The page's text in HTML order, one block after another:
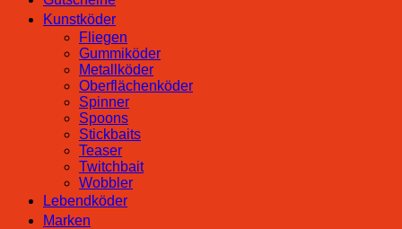
Kunstköder
Fliegen
Gummiköder
Metallköder
Oberflächenköder
Spinner
Spoons
Stickbaits
Teaser
Twitchbait
Wobbler
Lebendköder
Marken